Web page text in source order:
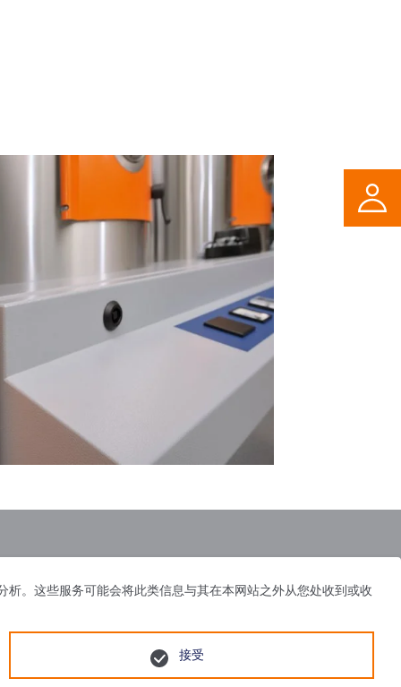
。这些服务可能会将此类信息与其在本网站之外从您处收到或收
接受